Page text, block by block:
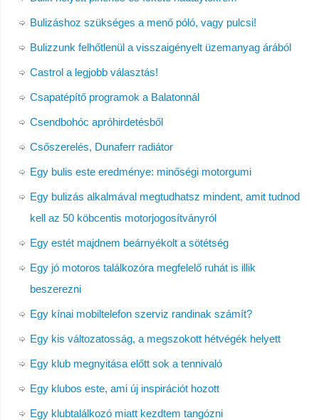
Bulizáshoz szükséges a menő póló, vagy pulcsi!
Bulizzunk felhőtlenül a visszaigényelt üzemanyag árából
Castrol a legjobb választás!
Csapatépítő programok a Balatonnál
Csendbohóc apróhirdetésből
Csőszerelés, Dunaferr radiátor
Egy bulis este eredménye: minőségi motorgumi
Egy bulizás alkalmával megtudhatsz mindent, amit tudnod
kell az 50 köbcentis motorjogosítványról
Egy estét majdnem beárnyékolt a sötétség
Egy jó motoros találkozóra megfelelő ruhát is illik
beszerezni
Egy kínai mobiltelefon szerviz randinak számít?
Egy kis változatosság, a megszokott hétvégék helyett
Egy klub megnyitása előtt sok a tennivaló
Egy klubos este, ami új inspirációt hozott
Egy klubtalálkozó miatt kezdtem tangózni